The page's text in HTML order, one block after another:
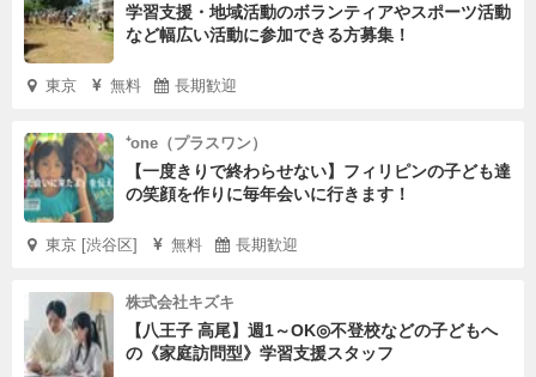
学習支援・地域活動のボランティアやスポーツ活動
など幅広い活動に参加できる方募集！
東京 無料 長期歓迎
⁺one（プラスワン）
【一度きりで終わらせない】フィリピンの子ども達
の笑顔を作りに毎年会いに行きます！
東京 [渋谷区] 無料 長期歓迎
株式会社キズキ
【八王子 高尾】週1～OK◎不登校などの子どもへ
の《家庭訪問型》学習支援スタッフ